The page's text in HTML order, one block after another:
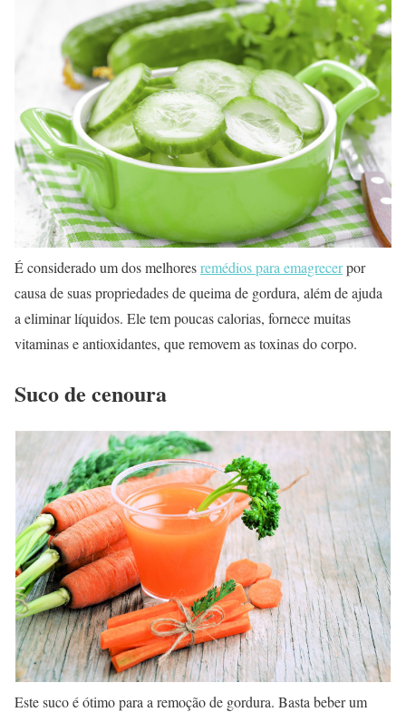
É considerado um dos melhoresremédios para emagrecerpor
causa de suas propriedades de queima de gordura, além de ajuda
a eliminar líquidos. Ele tem poucas calorias, fornece muitas
vitaminas e antioxidantes, que removem as toxinas do corpo.
Suco de cenoura
Este suco é ótimo para a remoção de gordura. Basta beber um